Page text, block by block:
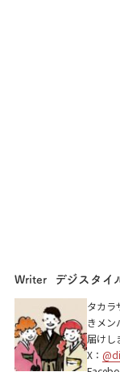
Writer デジスタイ
タカラ
きメン
届けし
X：